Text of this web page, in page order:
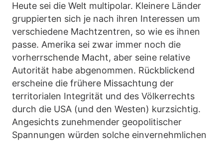
Heute sei die Welt multipolar. Kleinere Länder
gruppierten sich je nach ihren Interessen um
verschiedene Machtzentren, so wie es ihnen
passe. Amerika sei zwar immer noch die
vorherrschende Macht, aber seine relative
Autorität habe abgenommen. Rückblickend
erscheine die frühere Missachtung der
territorialen Integrität und des Völkerrechts
durch die USA (und den Westen) kurzsichtig.
Angesichts zunehmender geopolitischer
Spannungen würden solche einvernehmlichen